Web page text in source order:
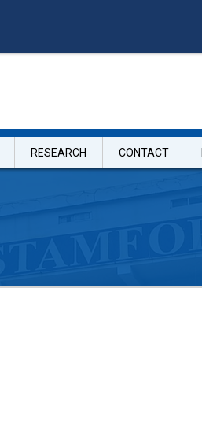
RESEARCH CONTACT